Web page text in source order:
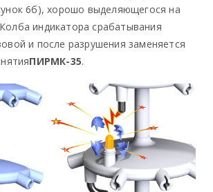
6б), хорошо выделяющегося на
индикатора срабатывания
и после разрушения заменяется
ПИРМК-35.